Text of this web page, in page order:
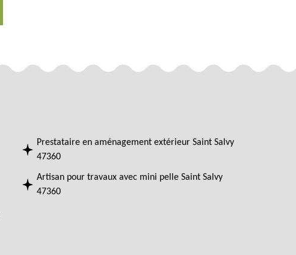
Prestataire en aménagement extérieur Saint Salvy
47360
Artisan pour travaux avec mini pelle Saint Salvy
47360